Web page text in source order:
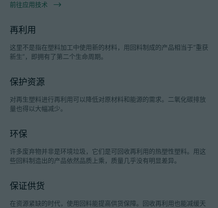
联系方式
招聘信息
登录
客户门户登陆
前往应用技术
再利用
这里不是指在塑料加工中使用新的材料，用回料制成的产品相当于“重获
新生”，即拥有了第二个生命周期。
保护资源
对再生塑料进行再利用可以降低对原材料和能源的需求。二氧化碳排放
量也得以大幅减少。
环保
许多废弃物并非是环境垃圾，它们是可回收再利用的热塑性塑料。用这
些回料制造出的产品依然品质上乘，质量几乎没有明显差异。
保证供货
在资源紧缺的时代，使用回料能提高供货保障。回收再利用也能减缓天